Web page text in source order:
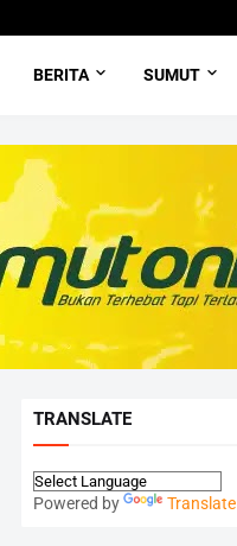
BERITA SUMUT
TRANSLATE
Powered by Translate